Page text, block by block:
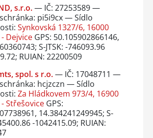
s.r.o.— IČ: 27253589 —
pi5i9cx — Sídlo
Synkovská 1327/6, 16000
DejviceGPS: 50.105902866146,
S-JTSK: -746093.96
RUIAN: 22200509
spol. s r.o.— IČ: 17048711 —
hcjzczn — Sídlo
Za Hládkovem 973/4, 16900
StřešoviceGPS:
14.384241249945; S-
-1042415.09; RUIAN: